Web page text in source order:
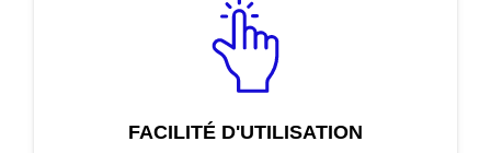
FACILITÉ D'UTILISATION